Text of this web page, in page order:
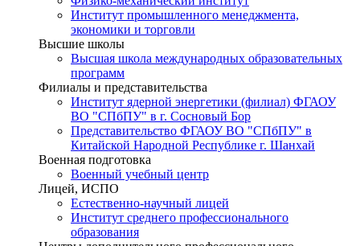
Институт промышленного менеджмента,
экономики и торговли
Высшие школы
Высшая школа международных образовательных
программ
Филиалы и представительства
Институт ядерной энергетики (филиал) ФГАОУ
ВО "СПбПУ" в г. Сосновый Бор
Представительство ФГАОУ ВО "СПбПУ" в
Китайской Народной Республике г. Шанхай
Военная подготовка
Военный учебный центр
Лицей, ИСПО
Естественно-научный лицей
Институт среднего профессионального
образования